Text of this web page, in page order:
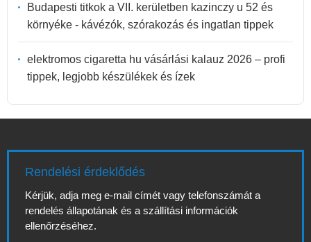
Budapesti titkok a VII. kerületben kazinczy u 52 és
környéke - kávézók, szórakozás és ingatlan tippek
elektromos cigaretta hu vásárlási kalauz 2026 – profi
tippek, legjobb készülékek és ízek
Rendelési érdeklődés
Kérjük, adja meg e-mail címét vagy telefonszámát a
rendelés állapotának és a szállítási információk
ellenőrzéséhez.